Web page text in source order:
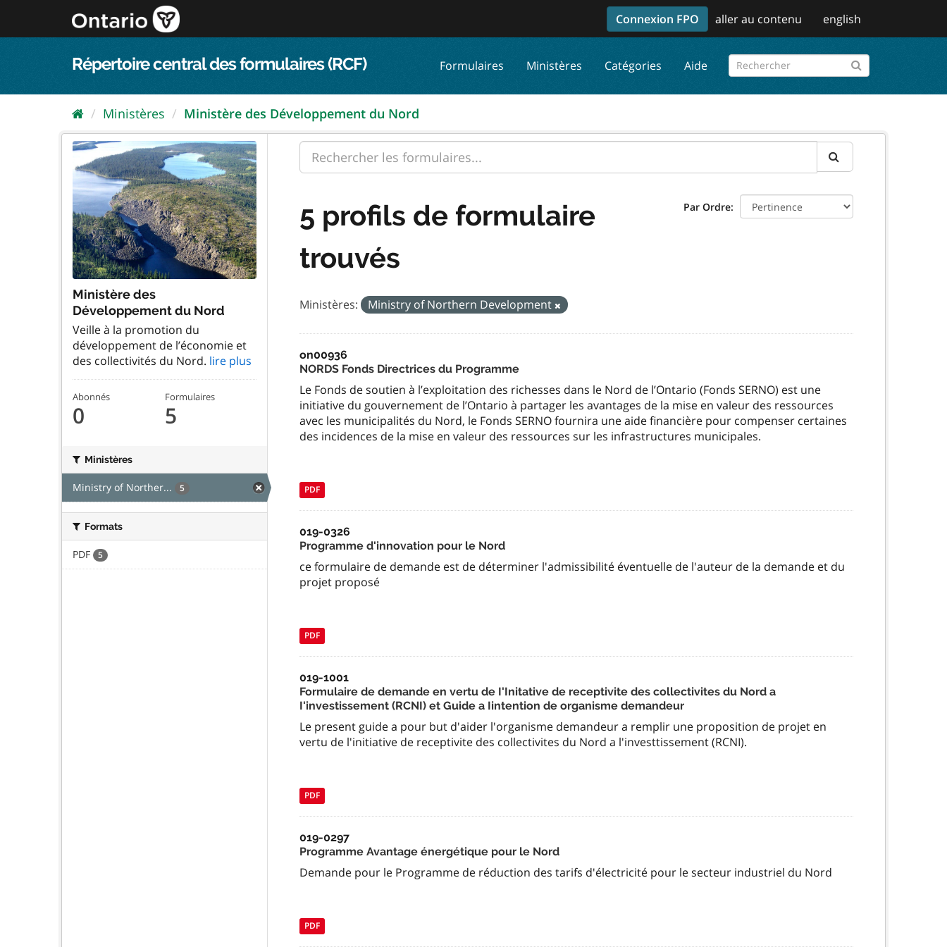
au
Connexion FPO aller au contenu english
Répertoire central des formulaires (RCF) Formulaires Ministères Catégories Aide
Ministères Ministère des Développement du Nord
Ministère des
Développement du Nord
Veille à la promotion du
développement de l’économie et
des collectivités du Nord. lire plus
Abonnés
0
Formulaires
5
Ministères
Ministry of Norther... 5
Formats
PDF 5
Par Ordre
5 profils de formulaire
trouvés
Ministères: Ministry of Northern Development
on00936
NORDS Fonds Directrices du Programme
Le Fonds de soutien à l’exploitation des richesses dans le Nord de l’Ontario (Fonds SERNO) est une
initiative du gouvernement de l’Ontario à partager les avantages de la mise en valeur des ressources
avec les municipalités du Nord, le Fonds SERNO fournira une aide financière pour compenser certaines
des incidences de la mise en valeur des ressources sur les infrastructures municipales.
PDF
019-0326
Programme d'innovation pour le Nord
ce formulaire de demande est de déterminer l'admissibilité éventuelle de l'auteur de la demande et du
projet proposé
PDF
019-1001
Formulaire de demande en vertu de I'Initative de receptivite des collectivites du Nord a
I'investissement (RCNI) et Guide a Iintention de organisme demandeur
Le present guide a pour but d'aider l'organisme demandeur a remplir une proposition de projet en
vertu de l'initiative de receptivite des collectivites du Nord a l'investtissement (RCNI).
PDF
019-0297
Programme Avantage énergétique pour le Nord
Demande pour le Programme de réduction des tarifs d'électricité pour le secteur industriel du Nord
PDF